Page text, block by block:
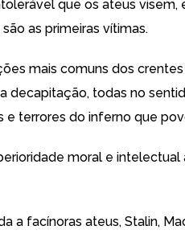
que os ateus visem,
as primeiras vítimas.
mais comuns dos
decapitação, todas no
e terrores do inferno que
moral e
a facínoras ateus, Stalin,